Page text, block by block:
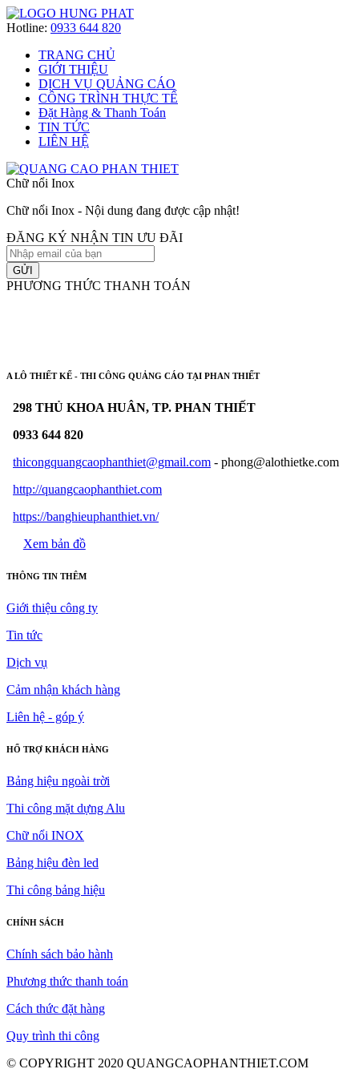
Hotline: 0933 644 820
TRANG CHỦ
GIỚI THIỆU
DỊCH VỤ QUẢNG CÁO
CÔNG TRÌNH THỰC TẾ
Đặt Hàng & Thanh Toán
TIN TỨC
LIÊN HỆ
Chữ nổi Inox
Chữ nổi Inox - Nội dung đang được cập nhật!
ĐĂNG KÝ NHẬN TIN ƯU ĐÃI
GỬI
PHƯƠNG THỨC THANH TOÁN
A LÔ THIẾT KẾ - THI CÔNG QUẢNG CÁO TẠI PHAN THIẾT
298 THỦ KHOA HUÂN, TP. PHAN THIẾT
0933 644 820
thicongquangcaophanthiet@gmail.com - phong@alothietke.com
http://quangcaophanthiet.com
https://banghieuphanthiet.vn/
Xem bản đồ
THÔNG TIN THÊM
Giới thiệu công ty
Tin tức
Dịch vụ
Cảm nhận khách hàng
Liên hệ - góp ý
HỔ TRỢ KHÁCH HÀNG
Bảng hiệu ngoài trời
Thi công mặt dựng Alu
Chữ nổi INOX
Bảng hiệu đèn led
Thi công bảng hiệu
CHÍNH SÁCH
Chính sách bảo hành
Phương thức thanh toán
Cách thức đặt hàng
Quy trình thi công
© COPYRIGHT 2020 QUANGCAOPHANTHIET.COM